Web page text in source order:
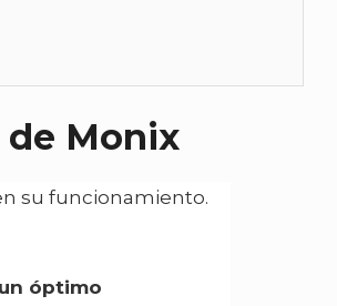
de Monix
su funcionamiento.
un óptimo